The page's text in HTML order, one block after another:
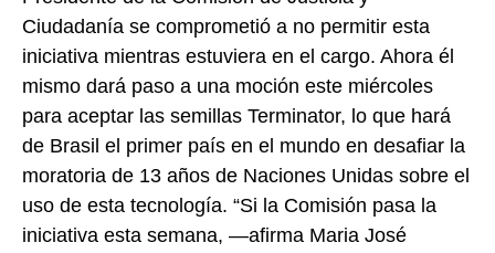
Ciudadanía se comprometió a no permitir esta
iniciativa mientras estuviera en el cargo. Ahora él
mismo dará paso a una moción este miércoles
para aceptar las semillas Terminator, lo que hará
de Brasil el primer país en el mundo en desafiar la
moratoria de 13 años de Naciones Unidas sobre el
uso de esta tecnología. “Si la Comisión pasa la
iniciativa esta semana, —afirma Maria José